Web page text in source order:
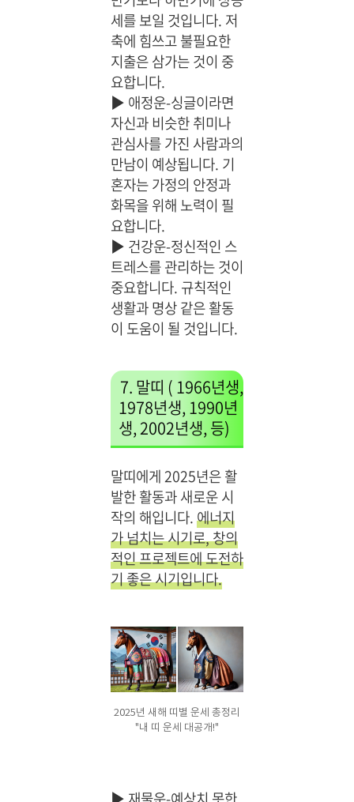
세를 보일 것입니다. 저
축에 힘쓰고 불필요한
지출은 삼가는 것이 중
요합니다.
▶ 애정운-싱글이라면
자신과 비슷한 취미나
관심사를 가진 사람과의
만남이 예상됩니다. 기
혼자는 가정의 안정과
화목을 위해 노력이 필
요합니다.
▶ 건강운-정신적인 스
트레스를 관리하는 것이
중요합니다. 규칙적인
생활과 명상 같은 활동
이 도움이 될 것입니다.
7. 말띠 ( 1966년생,
1978년생, 1990년
생, 2002년생, 등)
말띠에게 2025년은 활
발한 활동과 새로운 시
작의 해입니다.에너지
가 넘치는 시기로, 창의
적인 프로젝트에 도전하
기 좋은 시기입니다.
2025년 새해 띠별 운세 총정리
"내 띠 운세 대공개!"